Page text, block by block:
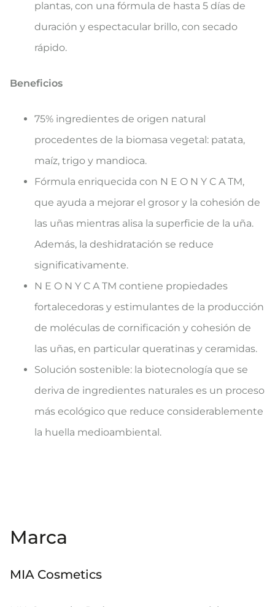
plantas, con una fórmula de hasta 5 días de
duración y espectacular brillo, con secado
rápido.
Beneficios
75% ingredientes de origen natural
procedentes de la biomasa vegetal: patata,
maíz, trigo y mandioca.
Fórmula enriquecida con N E O N Y C A TM,
que ayuda a mejorar el grosor y la cohesión de
las uñas mientras alisa la superficie de la uña.
Además, la deshidratación se reduce
significativamente.
N E O N Y C A TM contiene propiedades
fortalecedoras y estimulantes de la producción
de moléculas de cornificación y cohesión de
las uñas, en particular queratinas y ceramidas.
Solución sostenible: la biotecnología que se
deriva de ingredientes naturales es un proceso
más ecológico que reduce considerablemente
la huella medioambiental.
Marca
MIA Cosmetics